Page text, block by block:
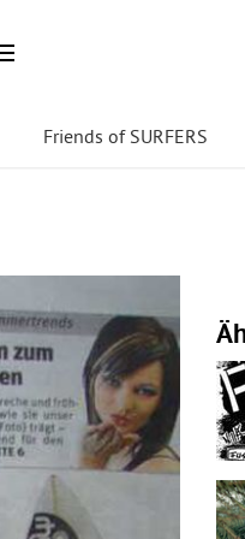
Friends of SURFERS